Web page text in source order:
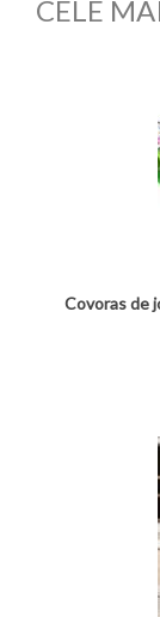
CELE
Covoras de